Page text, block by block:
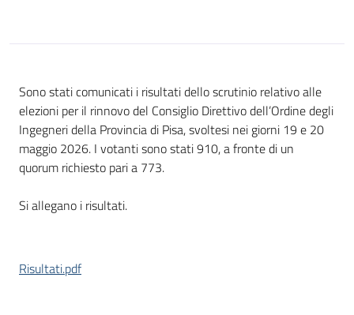
Sono stati comunicati i risultati dello scrutinio relativo alle
elezioni per il rinnovo del Consiglio Direttivo dell’Ordine degli
Ingegneri della Provincia di Pisa, svoltesi nei giorni 19 e 20
maggio 2026. I votanti sono stati 910, a fronte di un
quorum richiesto pari a 773.
Si allegano i risultati.
Risultati.pdf